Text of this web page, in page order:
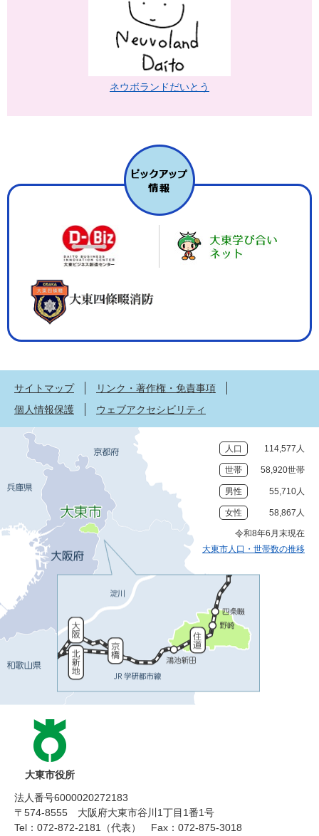
ネウボランドだいとう
サイトマップ
リンク・著作権・免責事項
個人情報保護
ウェブアクセシビリティ
人口 114,577人
世帯 58,920世帯
男性 55,710人
女性 58,867人
令和8年6月末現在
大東市人口・世帯数の推移
大東市役所
法人番号6000020272183
〒574-8555 大阪府大東市谷川1丁目1番1号
Tel：072-872-2181（代表）
Fax：072-875-3018